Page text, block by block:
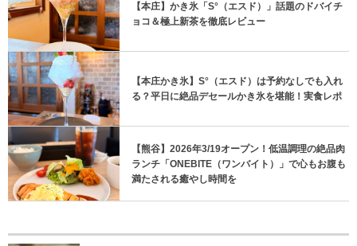
【本庄】かき氷「S°（エスド）」話題のドバイチ
ョコ＆極上新茶を徹底レビュー
【本庄かき氷】S°（エスド）は予約なしでも入れ
る？平日に絶品デセールかき氷を堪能！実食レポ
【熊谷】2026年3/19オープン！低温調理の絶品肉
ランチ「ONEBITE（ワンバイト）」で心もお腹も
満たされる癒やし時間を